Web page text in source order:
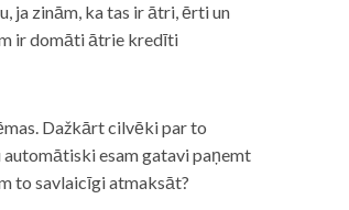
ja zinām, ka tas ir ātri, ērti un
ir domāti ātrie kredīti
Dažkārt cilvēki par to
esam gatavi paņemt
to savlaicīgi atmaksāt?